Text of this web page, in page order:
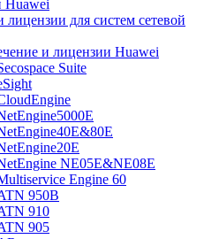
Huawei
для систем сетевой
и лицензии Huawei
Suite
NE05E&NE08E
Engine 60
950B
910
905